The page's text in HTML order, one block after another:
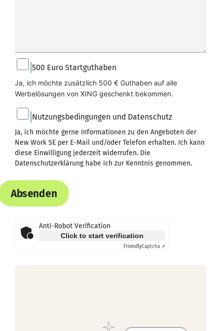
500 Euro Startguthaben
Ja, ich möchte zusätzlich 500 € Guthaben auf alle
Werbelösungen von XING geschenkt bekommen.
Nutzungsbedingungen und Datenschutz
Ja, ich möchte gerne Informationen zu den Angeboten der
New Work SE per E-Mail und/oder Telefon erhalten. Ich kann
diese Einwilligung jederzeit widerrufen. Die
Datenschutzerklärunghabe ich zur Kenntnis genommen.
Absenden
Anti-Robot Verification
Click to start verification
FriendlyCaptcha ⇗